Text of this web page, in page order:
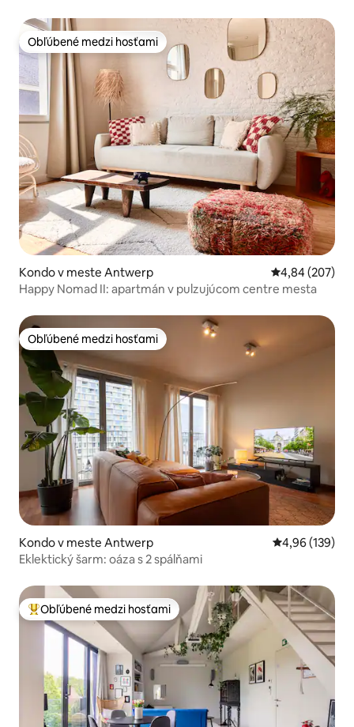
Obľúbené medzi hosťami
Obľúbené medzi hosťami
Kondo v meste Antwerp Priemerné
4,84 (207)
Happy Nomad II: apartmán v pulzujúcom centre mesta
Obľúbené medzi hosťami
Obľúbené medzi hosťami
Kondo v meste Antwerp Priemerné
4,96 (139)
Eklektický šarm: oáza s 2 spálňami
Najobľúbenejšie medzi hosťami
Obľúbené medzi hosťami